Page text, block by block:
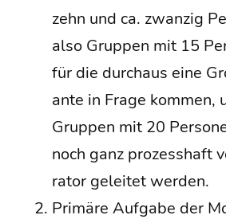
zehn und ca. zwan­zig
also Grup­pen mit 15
für die durch­aus eine
an­te in Fra­ge kom­men,
Grup­pen mit 20
noch ganz pro­zess­haft
ra­tor gelei­tet werden.
Pri­mä­re Auf­ga­be der